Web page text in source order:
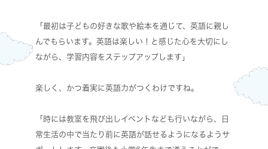
「最初は子どもの好きな歌や絵本を通じて、英語に親し
んでもらいます。英語は楽しい！と感じた心を大切にし
ながら、学習内容をステップアップします」
楽しく、かつ着実に英語力がつくわけですね。
「時には教室を飛び出しイベントなども行いながら、日
常生活の中で当たり前に英語が話せるようになるようサ